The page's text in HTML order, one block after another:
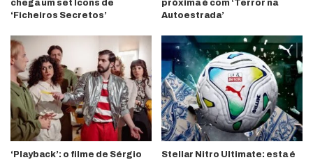
chega um set Icons de
‘Ficheiros Secretos’
próxima é com ‘Terror na
Autoestrada’
‘Playback’: o filme de Sérgio
Stellar Nitro Ultimate: esta é